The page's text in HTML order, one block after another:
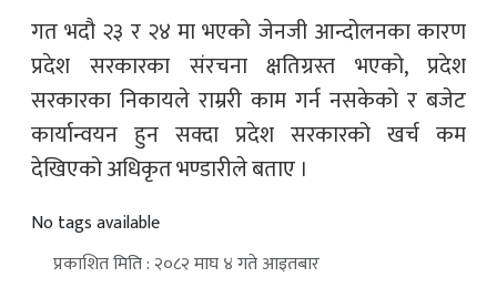
गत भदौ २३ र २४ मा भएको जेनजी आन्दोलनका कारण
प्रदेश सरकारका संरचना क्षतिग्रस्त भएको, प्रदेश
सरकारका निकायले राम्ररी काम गर्न नसकेको र बजेट
कार्यान्वयन हुन सक्दा प्रदेश सरकारको खर्च कम
देखिएको अधिकृत भण्डारीले बताए ।
No tags available
प्रकाशित मिति : २०८२ माघ ४ गते आइतबार